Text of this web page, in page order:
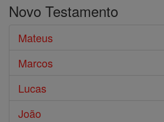
Bíblia
Novo Testamento
Mateus
Marcos
Lucas
João